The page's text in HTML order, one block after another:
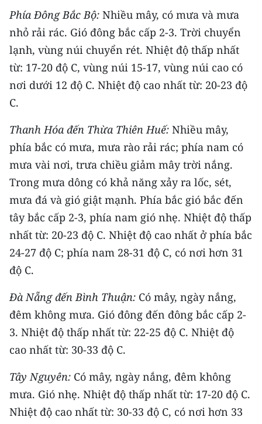
TIN ĐỊA PHƯƠNG
Trung du và miền núi phía Bắc
Đồng bằng sông Hồng
Bắc Trung Bộ
Nguyên
Đông Nam Bộ
Đồng bằng sông Cửu Long
Chuyên trang Hà Nội
Chuyên trang TP. Hồ Chí Minh
CHUYÊN ĐỀ
VỀ BÁO NHÂN DÂN
THỜI NAY
NHÂN DÂN CUỐI TUẦN
NHÂN DÂN HẰNG THÁNG
Phía Đông Bắc Bộ: Nhiều mây, có mưa và mưa
nhỏ rải rác. Gió đông bắc cấp 2-3. Trời chuyển
lạnh, vùng núi chuyển rét. Nhiệt độ thấp nhất
từ: 17-20 độ C, vùng núi 15-17, vùng núi cao có
nơi dưới 12 độ C. Nhiệt độ cao nhất từ: 20-23 độ
C.
Thanh Hóa đến Thừa Thiên Huế: Nhiều mây,
phía bắc có mưa, mưa rào rải rác; phía nam có
mưa vài nơi, trưa chiều giảm mây trời nắng.
Trong mưa dông có khả năng xảy ra lốc, sét,
mưa đá và gió giật mạnh. Phía bắc gió bắc đến
tây bắc cấp 2-3, phía nam gió nhẹ. Nhiệt độ thấp
nhất từ: 20-23 độ C. Nhiệt độ cao nhất ở phía bắc
24-27 độ C; phía nam 28-31 độ C, có nơi hơn 31
độ C.
Đà Nẵng đến Bình Thuận: Có mây, ngày nắng,
đêm không mưa. Gió đông đến đông bắc cấp 2-
3. Nhiệt độ thấp nhất từ: 22-25 độ C. Nhiệt độ
cao nhất từ: 30-33 độ C.
Tây Nguyên: Có mây, ngày nắng, đêm không
mưa. Gió nhẹ. Nhiệt độ thấp nhất từ: 17-20 độ C.
Nhiệt độ cao nhất từ: 30-33 độ C, có nơi hơn 33